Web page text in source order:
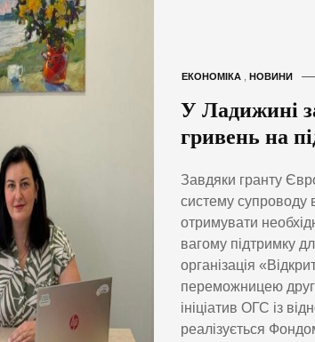
ЕКОНОМІКА , НОВИНИ
У Ладижині
гривень на
Завдяки гранту
систему супроводу
отримувати
вагому підтримку
організація
переможницею
ініціатив ОГС із
реалізується